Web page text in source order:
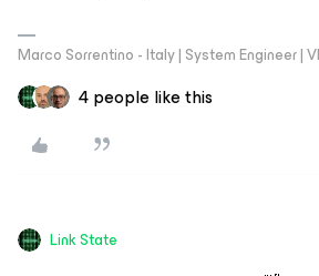
Marco Sorrentino - Italy | System Engineer |
4 people like this
Link State